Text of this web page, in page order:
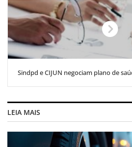
Sindpd e CIJUN negociam plano de
LEIA MAIS